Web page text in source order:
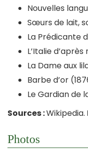
Nouvelles
Sœurs de lait,
La Prédicante
L’Italie
La Dame aux
Barbe d’or
Le Gardian de
Sources :Wikipedia.
Photos